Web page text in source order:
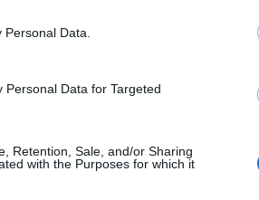
Data.
Data for Targeted
Retention, Sale, and/or Sharing
with the Purposes for which it
de espionaje, pero
el
el acuerdo secreto saliese